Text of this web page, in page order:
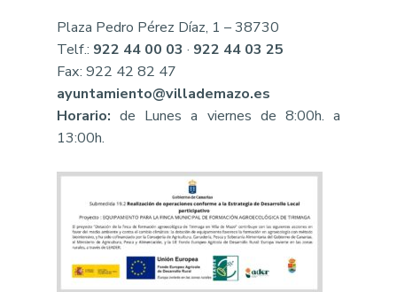
Plaza Pedro Pérez Díaz, 1 – 38730
Telf.: 922 44 00 03 · 922 44 03 25
Fax: 922 42 82 47
ayuntamiento@villademazo.es
Horario: de Lunes a viernes de 8:00h. a
13:00h.